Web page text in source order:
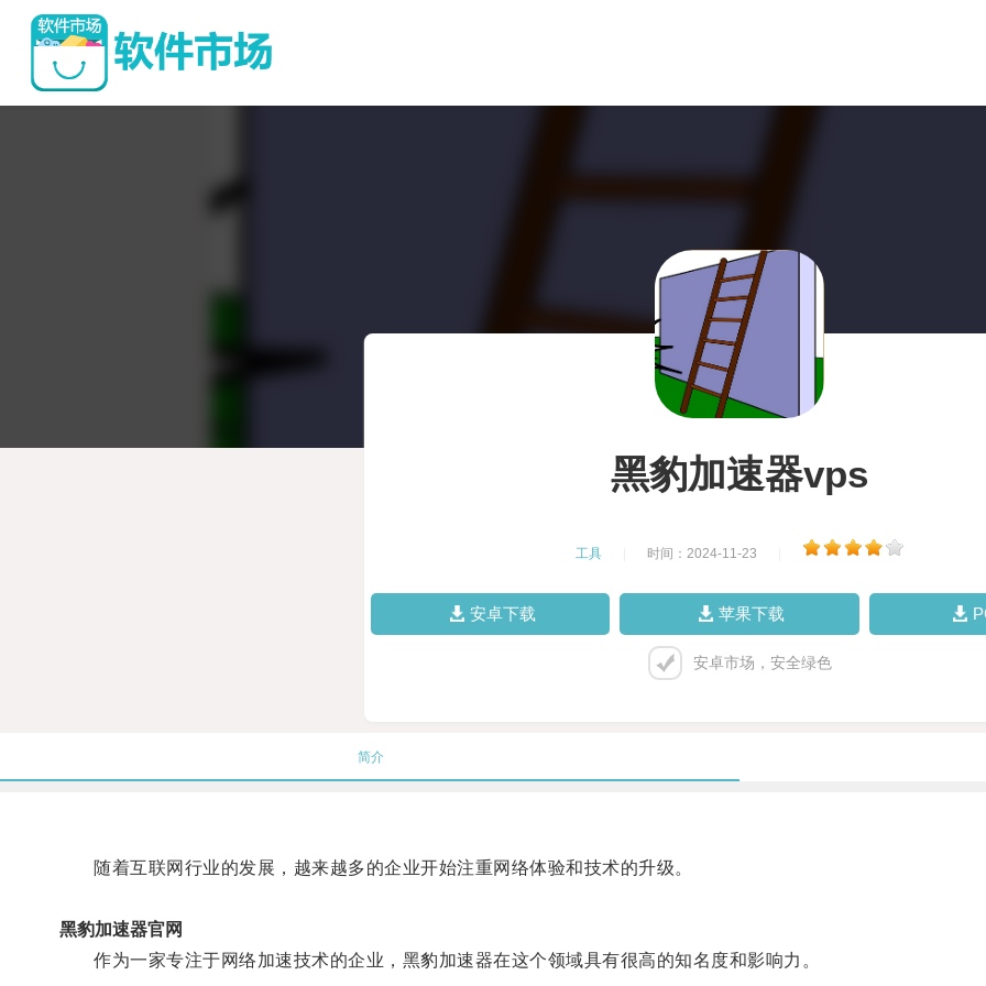
黑豹加速器vps
工具 时间：2024-11-23
安卓下载 苹果下载
安卓市场，安全绿色
简介
随着互联网行业的发展，越来越多的企业开始注重网络体验和技术的升级。
黑豹加速器官网
作为一家专注于网络加速技术的企业，黑豹加速器在这个领域具有很高的知名度和影响力。